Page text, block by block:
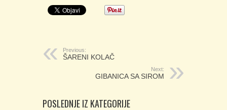
Previous:
ŠARENI KOLAČ
Next:
GIBANICA SA SIROM
POSLEDNJE IZ KATEGORIJE